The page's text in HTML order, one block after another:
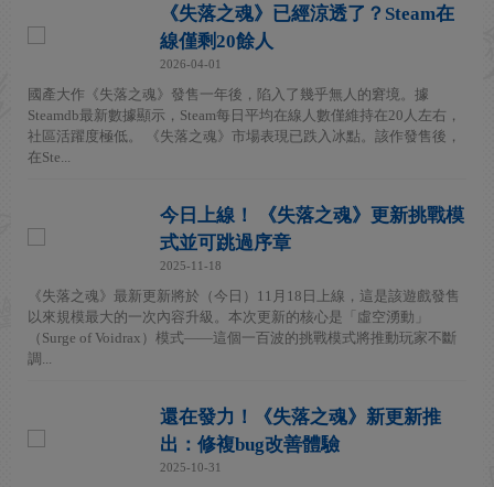
《失落之魂》已經涼透了？Steam在
線僅剩20餘人
2026-04-01
國產大作《失落之魂》發售一年後，陷入了幾乎無人的窘境。據
Steamdb最新數據顯示，Steam每日平均在線人數僅維持在20人左右，
社區活躍度極低。 《失落之魂》市場表現已跌入冰點。該作發售後，
在Ste...
今日上線！ 《失落之魂》更新挑戰模
式並可跳過序章
2025-11-18
《失落之魂》最新更新將於（今日）11月18日上線，這是該遊戲發售
以來規模最大的一次內容升級。本次更新的核心是「虛空湧動」
（Surge of Voidrax）模式——這個一百波的挑戰模式將推動玩家不斷
調...
還在發力！《失落之魂》新更新推
出：修複bug改善體驗
2025-10-31